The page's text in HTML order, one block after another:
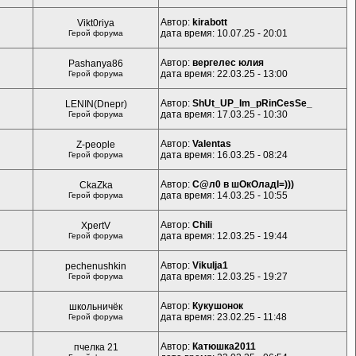
Vikt0riya
Герой форума
Автор: kirabott
дата время: 10.07.25 - 20:01
Pashanya86
Герой форума
Автор: вергелес юлия
дата время: 22.03.25 - 13:00
LENIN(Dnepr)
Герой форума
Автор: ShUt_UP_Im_pRinCesSe_
дата время: 17.03.25 - 10:30
Z-people
Герой форума
Автор: Valentas
дата время: 16.03.25 - 08:24
CkaZka
Герой форума
Автор: С@л0 в шОкОладІ=)))
дата время: 14.03.25 - 10:55
XpertV
Герой форума
Автор: Chili
дата время: 12.03.25 - 19:44
pechenushkin
Герой форума
Автор: Vikulja1
дата время: 12.03.25 - 19:27
школьничёк
Герой форума
Автор: Кукушонок
дата время: 23.02.25 - 11:48
пчелка 21 Автор: Катюшка2011